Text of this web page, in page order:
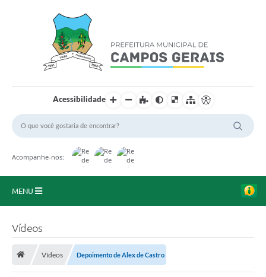
Acessibilidade
Acompanhe-nos:
MENU
Vídeos
Vídeos Depoimento de Alex de Castro